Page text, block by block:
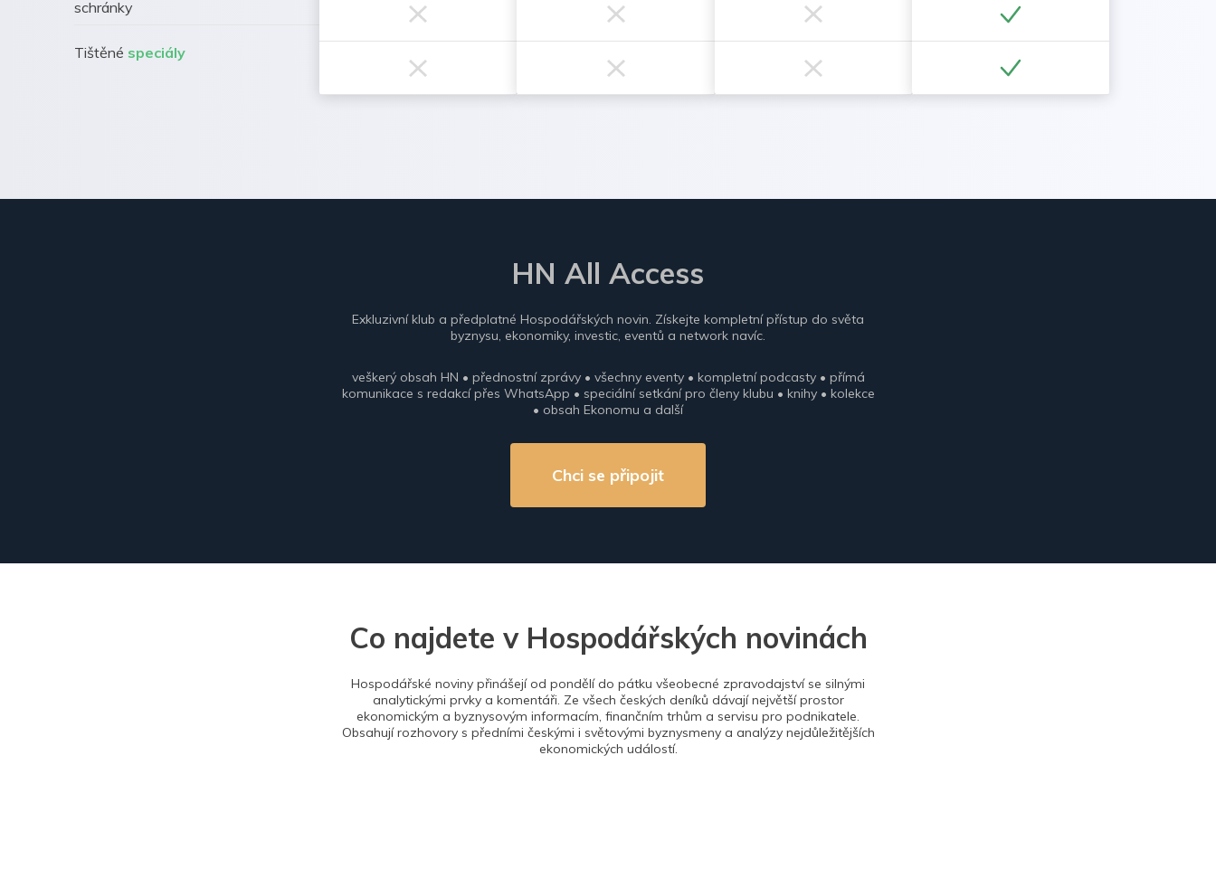
schránky
Tištěné speciály
HN All Access
Exkluzivní klub a předplatné Hospodářských novin. Získejte kompletní přístup do světa
byznysu, ekonomiky, investic, eventů a network navíc.
veškerý obsah HN • přednostní zprávy • všechny eventy • kompletní podcasty • přímá
komunikace s redakcí přes WhatsApp • speciální setkání pro členy klubu • knihy • kolekce
• obsah Ekonomu a další
Chci se připojit
Co najdete v Hospodářských novinách
Hospodářské noviny přinášejí od pondělí do pátku všeobecné zpravodajství se silnými
analytickými prvky a komentáři. Ze všech českých deníků dávají největší prostor
ekonomickým a byznysovým informacím, finančním trhům a servisu pro podnikatele.
Obsahují rozhovory s předními českými i světovými byznysmeny a analýzy nejdůležitějších
ekonomických událostí.